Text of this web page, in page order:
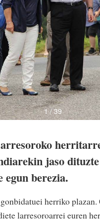
jaso
berezia.
herriko plazan.
larresoroarrei euren